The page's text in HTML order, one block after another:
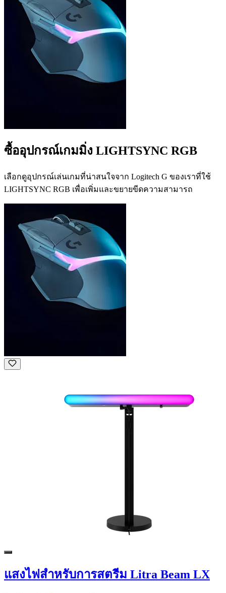
ซื้ออุปกรณ์เกมมิ่ง LIGHTSYNC RGB
เลือกดูอุปกรณ์เล่นเกมที่น่าสนใจจาก Logitech G ของเราที่ใช้
LIGHTSYNC RGB เพื่อเพิ่มและขยายขีดความสามารถ
แสงไฟสำหรับการสตรีม Litra Beam LX